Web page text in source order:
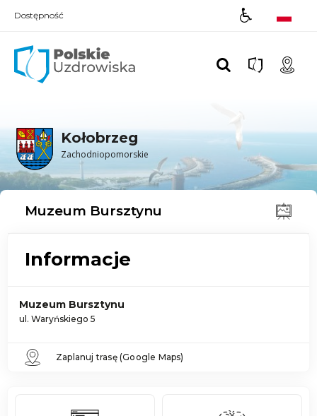
Dostępność
Kołobrzeg
Zachodniopomorskie
Muzeum Bursztynu
Informacje
Muzeum Bursztynu
ul. Waryńskiego 5
Zaplanuj trasę (Google Maps)